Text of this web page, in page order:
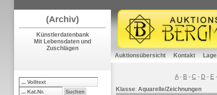
(Archiv)
Künstlerdatenbank
Mit Lebensdaten und
Zuschlägen
Auktionsübersicht Kontakt
A- B - C - D - E
Klasse: Aquarelle/Zeichnungen